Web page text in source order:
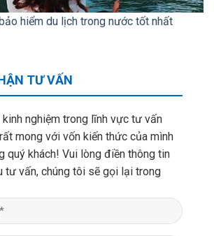
hiểm du lịch trong nước tốt nhất
TƯ VẤN
kinh nghiệm trong lĩnh vực tư vấn
mong với vốn kiến thức của mình
quý khách! Vui lòng điền thông tin
tư vấn, chúng tôi sẽ gọi lại trong